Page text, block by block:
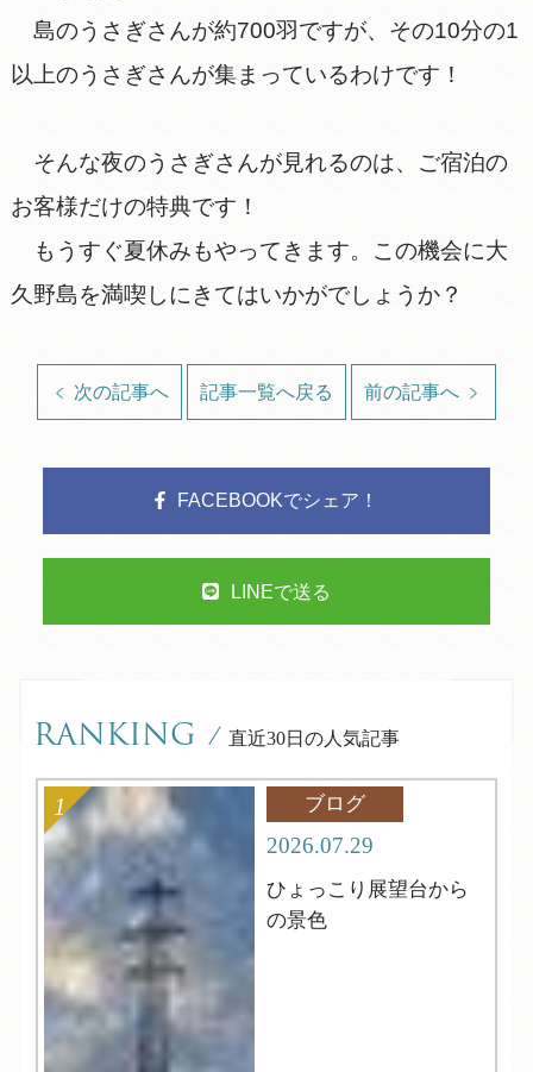
島のうさぎさんが約700羽ですが、その10分の1
以上のうさぎさんが集まっているわけです！
そんな夜のうさぎさんが見れるのは、ご宿泊の
お客様だけの特典です！
もうすぐ夏休みもやってきます。この機会に大
久野島を満喫しにきてはいかがでしょうか？
次の記事へ 記事一覧へ戻る 前の記事へ
FACEBOOKでシェア！
LINEで送る
RANKING / 直近30日の人気記事
ブログ
2026.07.29
ひょっこり展望台から
の景色